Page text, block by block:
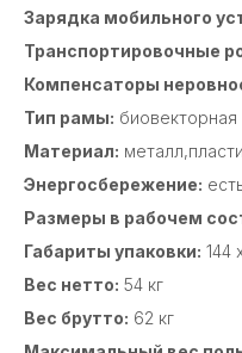
Зарядка мобильного
Транспортировочные
Компенсаторы
Тип рамы: биовекторная
Материал:
Энергосбережение:
Размеры в рабочем
Габариты упаковки: 144
Вес нетто: 54 кг
Вес брутто: 62 кг